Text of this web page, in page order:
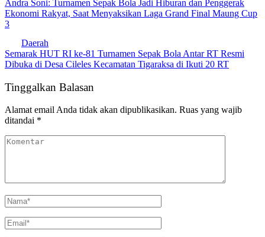
Andra Soni: Turnamen Sepak Bola Jadi Hiburan dan Penggerak
Ekonomi Rakyat, Saat Menyaksikan Laga Grand Final Maung Cup
3
Daerah
Semarak HUT RI ke-81 Turnamen Sepak Bola Antar RT Resmi
Dibuka di Desa Cileles Kecamatan Tigaraksa di Ikuti 20 RT
Tinggalkan Balasan
Alamat email Anda tidak akan dipublikasikan. Ruas yang wajib
ditandai *